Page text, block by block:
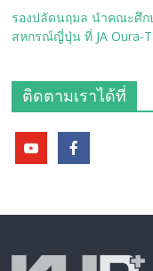
รองปลัดนฤมล นำคณะศึก
สหกรณ์ญี่ปุ่น ที่ JA Oura-
ติดตามเราได้ที่